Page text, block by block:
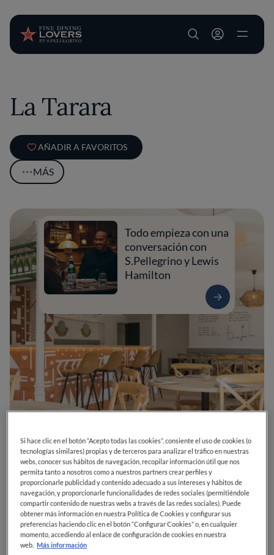
User account
La Tarara
AÑADIR A FAVORITOS
MÁS
0 0 0 0 0
Todo empieza con una
conversación con
S.Pellegrino y Lewis
Hamilton
Pl. Andalucía, S/N11690OlveraCádizEspaña
CERRADO Abre elDomingo,13:30-15:30, 20:30-23:00
VER HORARIOS
Si hace clic en el botón “Acepto todas las cookies”, consiente el uso de cookies (o
tecnologías similares) propias y de terceros para analizar el tráfico en nuestras
webs, conocer sus hábitos de navegación, recopilar información útil que nos
permita tanto a nosotros como a nuestros partners crear perfiles y
proporcionarle publicidad y contenido adecuado a sus intereses y hábitos de
navegación, y proporcionarle funcionalidades de redes sociales (permitiéndole
compartir contenido de nuestras webs a través de las redes sociales). Puede
obtener más información en nuestra Política de Cookies y configurar sus
preferencias haciendo clic en el botón “Configurar Cookies” o, en cualquier
momento, accediendo al enlace de configuración de cookies en nuestra
web. Más información